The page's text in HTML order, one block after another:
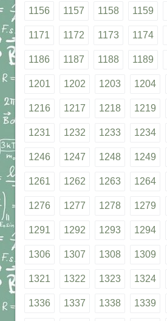
1156 1157 1158 1159
1171 1172 1173 1174
1186 1187 1188 1189
1201 1202 1203 1204
1216 1217 1218 1219
1231 1232 1233 1234
1246 1247 1248 1249
1261 1262 1263 1264
1276 1277 1278 1279
1291 1292 1293 1294
1306 1307 1308 1309
1321 1322 1323 1324
1336 1337 1338 1339